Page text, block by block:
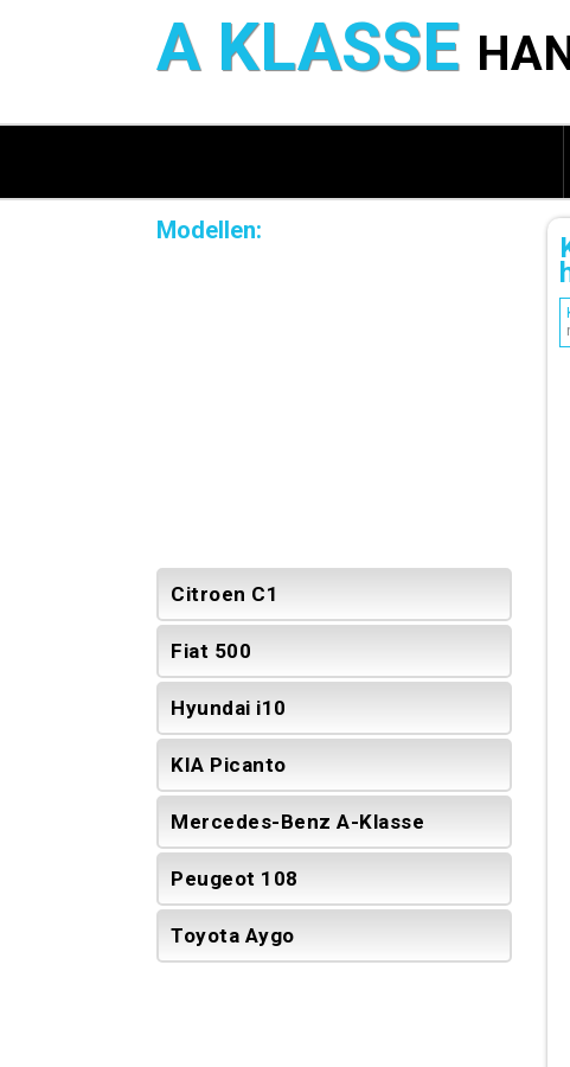
A KLASSE
Modellen:
Citroen C1
Fiat 500
Hyundai i10
KIA Picanto
Mercedes-Benz A-Klasse
Peugeot 108
Toyota Aygo